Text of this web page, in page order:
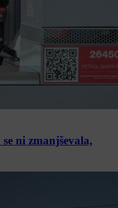
ni zmanjševala,